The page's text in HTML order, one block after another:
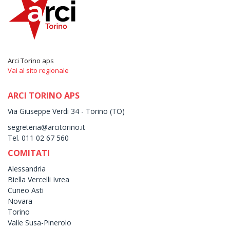
Arci Torino aps
Vai al sito regionale
ARCI TORINO APS
Via Giuseppe Verdi 34 - Torino (TO)
segreteria@arcitorino.it
Tel. 011 02 67 560
COMITATI
Alessandria
Biella Vercelli Ivrea
Cuneo Asti
Novara
Torino
Valle Susa-Pinerolo